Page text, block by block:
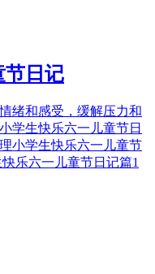
节日记
绪和感受，缓解压力和
学生快乐六一儿童节日
小学生快乐六一儿童节
乐六一儿童节日记篇1